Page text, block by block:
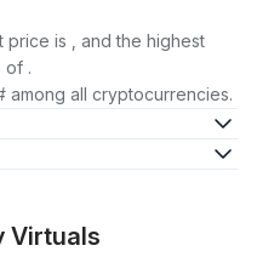
price is , and the highest
of .
among all cryptocurrencies.
Virtuals